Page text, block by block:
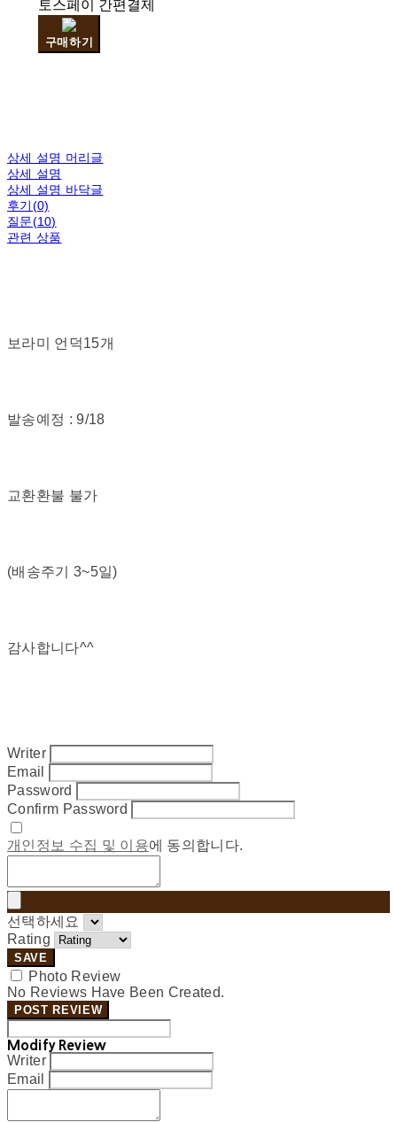
토스페이 간편결제
구매하기
상세 설명 머리글
상세 설명
상세 설명 바닥글
후기(0)
질문(10)
관련 상품
보라미 언덕15개
발송예정 : 9/18
교환환불 불가
(배송주기 3~5일)
감사합니다^^
Writer
Email
Password
Confirm Password
개인정보 수집 및 이용에 동의합니다.
선택하세요
Rating
SAVE
Photo Review
No Reviews Have Been Created.
POST REVIEW
Modify Review
Writer
Email